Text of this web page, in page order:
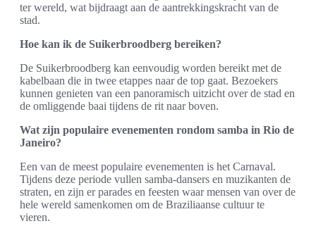
ter wereld, wat bijdraagt aan de aantrekkingskracht van de
stad.
Hoe kan ik de Suikerbroodberg bereiken?
De Suikerbroodberg kan eenvoudig worden bereikt met de
kabelbaan die in twee etappes naar de top gaat. Bezoekers
kunnen genieten van een panoramisch uitzicht over de stad en
de omliggende baai tijdens de rit naar boven.
Wat zijn populaire evenementen rondom samba in Rio de
Janeiro?
Een van de meest populaire evenementen is het Carnaval.
Tijdens deze periode vullen samba-dansers en muzikanten de
straten, en zijn er parades en feesten waar mensen van over de
hele wereld samenkomen om de Braziliaanse cultuur te
vieren.